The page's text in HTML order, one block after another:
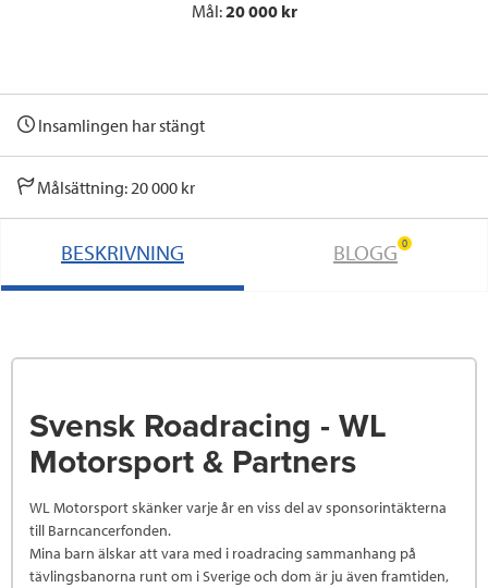
Mål:20 000 kr
Insamlingen har stängt
Målsättning: 20 000 kr
BESKRIVNING BLOGG 0
Svensk Roadracing - WL
Motorsport & Partners
WL Motorsport skänker varje år en viss del av sponsorintäkterna
till Barncancerfonden.
Mina barn älskar att vara med i roadracing sammanhang på
tävlingsbanorna runt om i Sverige och dom är ju även framtiden,